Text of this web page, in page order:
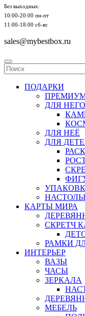
Без выходных:
10:00-20:00 пн-пт
11:00-18:00 сб-вс
sales@mybestbox.ru
ПОДАРКИ
ДЛЯ НЕГО
ДЛЯ НЕЁ
ДЛЯ
КАРТЫ МИРА
СКРЕТЧ
РАМКИ
ИНТЕРЬЕР
ВАЗЫ
ЧАСЫ
ЗЕРКАЛА
МЕБЕЛЬ